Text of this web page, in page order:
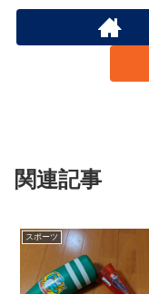
関連記事
スポーツ